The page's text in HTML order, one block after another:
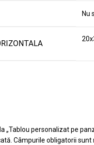
Nu
„Tablou personalizat pe
Câmpurile obligatorii sunt